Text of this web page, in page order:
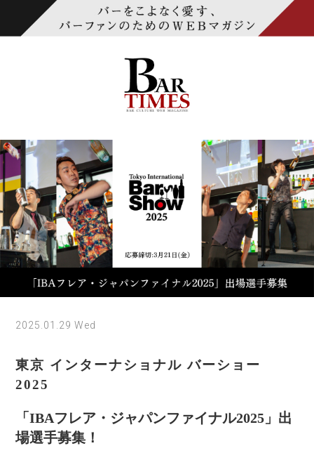
2025.01.29 Wed
東京 インターナショナル バーショー
2025
「IBAフレア・ジャパンファイナル2025」出
場選手募集！